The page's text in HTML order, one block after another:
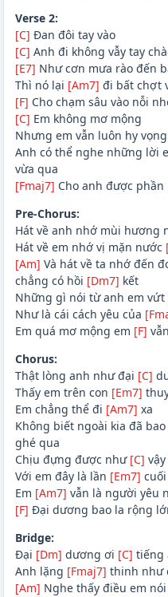
Verse 2:
[C] Đan đôi tay vào
[C] Anh đi không vẫy tay
[E7] Như cơn mưa rào đến
Thì nó lại [Am7] đi bất chợt
[F] Cho chạm sâu vào nỗi
[C] Em không mơ mộng
Nhưng em vẫn luôn hy vọng
Anh có thể nghe những lời
vừa qua
[Fmaj7] Cho anh được phần
Pre-Chorus:
Hát về anh nhớ mùi hương
Hát về em nhớ vị mặn nước
[Am] Và hát về ta nhớ đến
chẳng có hồi [Dm7] kết
Những gì nói từ anh em vứt
Như là cái cách yêu của
Em quá mơ mộng em [F]
Chorus:
Thật lòng anh như đại [C]
Thấy em trên con [Em7]
Em chẳng thể đi [Am7] xa
Không biết ngoài kia đã
ghé qua
Chịu đựng được như [C]
Với em đây là lần [Em7]
Em [Am7] vẫn là người yêu
[F] Đại dương bao la rộng
Bridge:
Đại [Dm] dương ơi [C] tiếng
Anh lặng [Fmaj7] thinh như
[Am] Nghe thấy điều em